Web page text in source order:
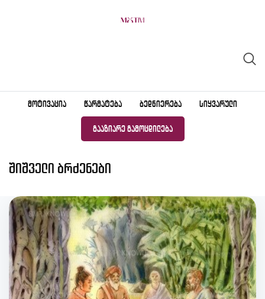
ᲛᲝᲢᲘᲕᲐᲪᲘᲐ ᲬᲐᲠᲛᲐᲢᲔᲑᲐ ᲑᲔᲓᲜᲘᲔᲠᲔᲑᲐ ᲡᲘᲧᲕᲐᲠᲣᲚᲘ
ᲒᲐᲐᲖᲘᲐᲠᲔ ᲒᲐᲛᲝᲪᲓᲘᲚᲔᲑᲐ
შიშველი ბრძენები